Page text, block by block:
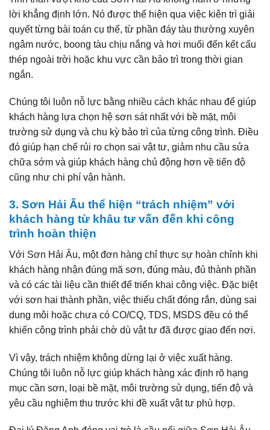
lời khẳng định lớn. Nó được thể hiện qua việc kiên trì giải
quyết từng bài toán cụ thể, từ phần đáy tàu thường xuyên
ngâm nước, boong tàu chịu nắng và hơi muối đến kết cấu
thép ngoài trời hoặc khu vực cần bảo trì trong thời gian
ngắn.
Chúng tôi luôn nỗ lực bằng nhiều cách khác nhau để giúp
khách hàng lựa chọn hệ sơn sát nhất với bề mặt, môi
trường sử dụng và chu kỳ bảo trì của từng công trình. Điều
đó giúp hạn chế rủi ro chọn sai vật tư, giảm nhu cầu sửa
chữa sớm và giúp khách hàng chủ động hơn về tiến độ
cũng như chi phí vận hành.
3. Sơn Hải Âu thể hiện “trách nhiệm” với
khách hàng từ khâu tư vấn đến khi công
trình hoàn thiện
Với Sơn Hải Âu, một đơn hàng chỉ thực sự hoàn chỉnh khi
khách hàng nhận đúng mã sơn, đúng màu, đủ thành phần
và có các tài liệu cần thiết để triển khai công việc. Đặc biệt
với sơn hai thành phần, việc thiếu chất đóng rắn, dùng sai
dung môi hoặc chưa có CO/CQ, TDS, MSDS đều có thể
khiến công trình phải chờ dù vật tư đã được giao đến nơi.
Vì vậy, trách nhiệm không dừng lại ở việc xuất hàng.
Chúng tôi luôn nỗ lực giúp khách hàng xác định rõ hạng
mục cần sơn, loại bề mặt, môi trường sử dụng, tiến độ và
yêu cầu nghiệm thu trước khi đề xuất vật tư phù hợp.